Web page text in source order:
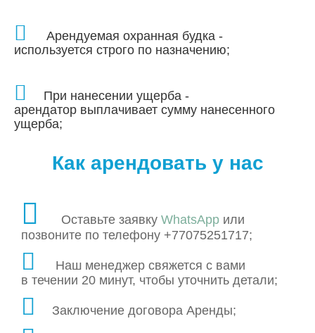
Арендуемая охранная будка -
используется строго по назначению;
При нанесении ущерба -
арендатор выплачивает сумму нанесенного
ущерба;
Как арендовать у нас
Оставьте заявку WhatsApp или
позвоните по телефону +77075251717;
Наш менеджер свяжется с вами
в течении 20 минут, чтобы уточнить детали;
Заключение договора Аренды;